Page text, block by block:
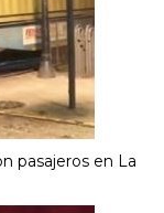
pasajeros en La